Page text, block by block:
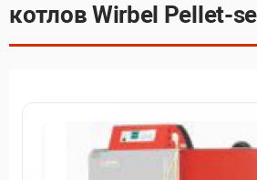
котлов Wirbel Pellet-